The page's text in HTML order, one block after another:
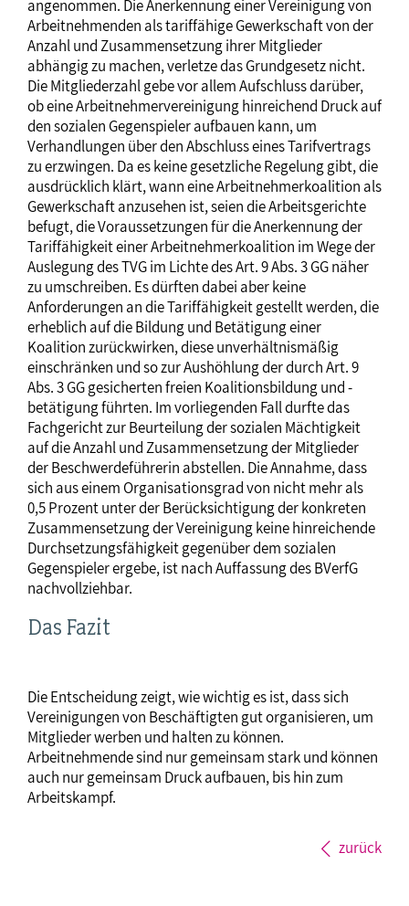
angenommen. Die Anerkennung einer Vereinigung von
Arbeitnehmenden als tariffähige Gewerkschaft von der
Anzahl und Zusammensetzung ihrer Mitglieder
abhängig zu machen, verletze das Grundgesetz nicht.
Die Mitgliederzahl gebe vor allem Aufschluss darüber,
ob eine Arbeitnehmervereinigung hinreichend Druck auf
den sozialen Gegenspieler aufbauen kann, um
Verhandlungen über den Abschluss eines Tarifvertrags
zu erzwingen. Da es keine gesetzliche Regelung gibt, die
ausdrücklich klärt, wann eine Arbeitnehmerkoalition als
Gewerkschaft anzusehen ist, seien die Arbeitsgerichte
befugt, die Voraussetzungen für die Anerkennung der
Tariffähigkeit einer Arbeitnehmerkoalition im Wege der
Auslegung des TVG im Lichte des Art. 9 Abs. 3 GG näher
zu umschreiben. Es dürften dabei aber keine
Anforderungen an die Tariffähigkeit gestellt werden, die
erheblich auf die Bildung und Betätigung einer
Koalition zurückwirken, diese unverhältnismäßig
einschränken und so zur Aushöhlung der durch Art. 9
Abs. 3 GG gesicherten freien Koalitionsbildung und -
betätigung führten. Im vorliegenden Fall durfte das
Fachgericht zur Beurteilung der sozialen Mächtigkeit
auf die Anzahl und Zusammensetzung der Mitglieder
der Beschwerdeführerin abstellen. Die Annahme, dass
sich aus einem Organisationsgrad von nicht mehr als
0,5 Prozent unter der Berücksichtigung der konkreten
Zusammensetzung der Vereinigung keine hinreichende
Durchsetzungsfähigkeit gegenüber dem sozialen
Gegenspieler ergebe, ist nach Auffassung des BVerfG
nachvollziehbar.
Das Fazit
Die Entscheidung zeigt, wie wichtig es ist, dass sich
Vereinigungen von Beschäftigten gut organisieren, um
Mitglieder werben und halten zu können.
Arbeitnehmende sind nur gemeinsam stark und können
auch nur gemeinsam Druck aufbauen, bis hin zum
Arbeitskampf.
zurück